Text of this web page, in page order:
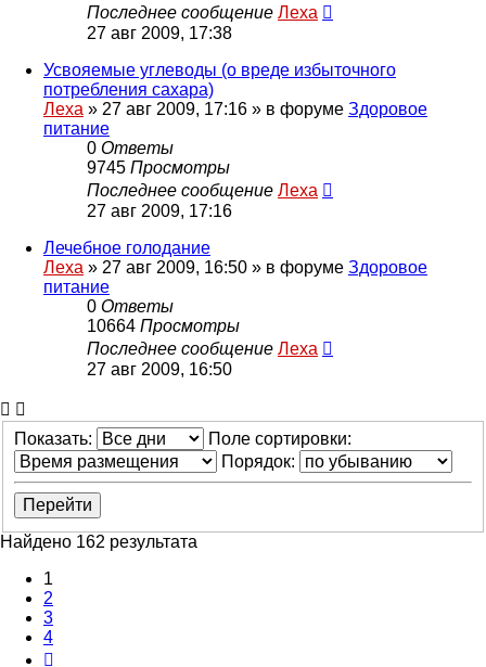
Последнее сообщение Леха
27 авг 2009, 17:38
Усвояемые углеводы (о вреде избыточного
потребления сахара)
Леха » 27 авг 2009, 17:16 » в форуме Здоровое
питание
0 Ответы
9745 Просмотры
Последнее сообщение Леха
27 авг 2009, 17:16
Лечебное голодание
Леха » 27 авг 2009, 16:50 » в форуме Здоровое
питание
0 Ответы
10664 Просмотры
Последнее сообщение Леха
27 авг 2009, 16:50
Показать:
Поле сортировки:
Порядок:
Найдено 162 результата
1
2
3
4